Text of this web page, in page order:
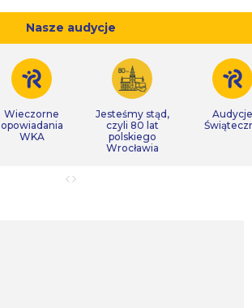
Nasze audycje
Wieczorne
opowiadania
WKA
Jesteśmy stąd,
czyli 80 lat
polskiego
Wrocławia
Audycje